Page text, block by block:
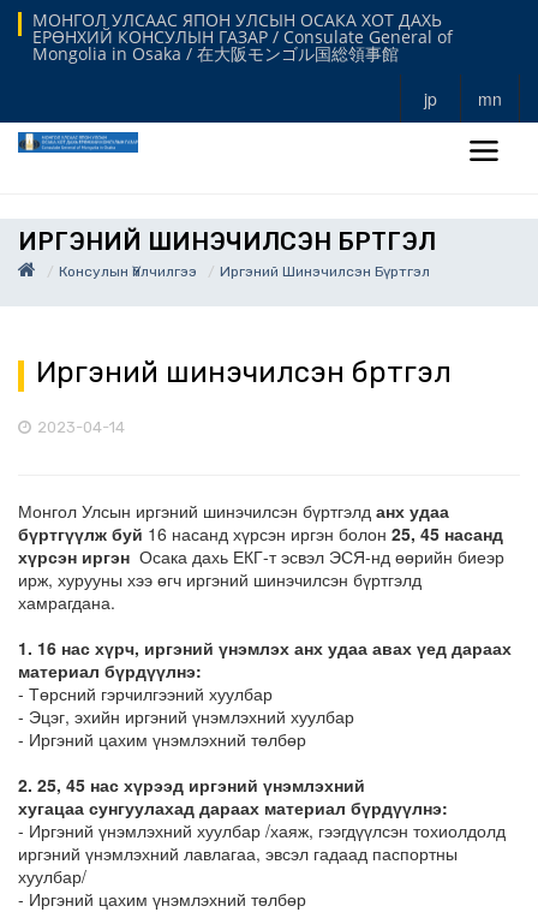
МОНГОЛ УЛСААС ЯПОН УЛСЫН ОСАКА ХОТ ДАХЬ
ЕРӨНХИЙ КОНСУЛЫН ГАЗАР / Consulate General of
Mongolia in Osaka / 在大阪モンゴル国総領事館
jp mn
ИРГЭНИЙ ШИНЭЧИЛСЭН БҮРТГЭЛ
Консулын Үйлчилгээ Иргэний Шинэчилсэн Бүртгэл
Иргэний шинэчилсэн бүртгэл
2023-04-14
Монгол Улсын иргэний шинэчилсэн бүртгэлд анх удаа
бүртгүүлж буй 16 насанд хүрсэн иргэн болон 25, 45 насанд
хүрсэн иргэн Осака дахь ЕКГ-т эсвэл ЭСЯ-нд өөрийн биеэр
ирж, хурууны хээ өгч иргэний шинэчилсэн бүртгэлд
хамрагдана.
1. 16 нас хүрч, иргэний үнэмлэх анх удаа авах үед дараах
материал бүрдүүлнэ:
- Төрсний гэрчилгээний хуулбар
- Эцэг, эхийн иргэний үнэмлэхний хуулбар
- Иргэний цахим үнэмлэхний төлбөр
2. 25, 45 нас хүрээд иргэний үнэмлэхний
хугацаа сунгуулахад дараах материал бүрдүүлнэ:
- Иргэний үнэмлэхний хуулбар /хаяж, гээгдүүлсэн тохиолдолд
иргэний үнэмлэхний лавлагаа, эвсэл гадаад паспортны
хуулбар/
- Иргэний цахим үнэмлэхний төлбөр